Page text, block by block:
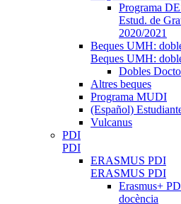
Programa
Estud. de
2020/2021
Beques UMH:
Beques UMH:
Dobles
Altres beques
Programa MUDI
(Español)
Vulcanus
PDI
PDI
ERASMUS PDI
ERASMUS PDI
Erasmus+
docència